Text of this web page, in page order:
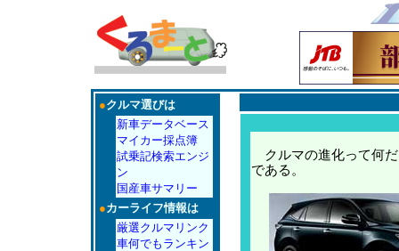
●クルマ選びは
新車データベース
マイカー採点簿
試乗記検索エンジ
ン
国産車サマリー
●カーライフ情報は
厳選クルマリンク
車何でもランキン
クルマの進化って何
である。